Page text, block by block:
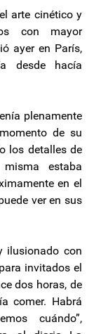
arte cinético y
con mayor
ayer en París,
desde hacía
plenamente
de su
los detalles de
estaba
en el
ver en sus
ilusionado con
invitados el
dos horas, de
comer. Habrá
cuándo”,